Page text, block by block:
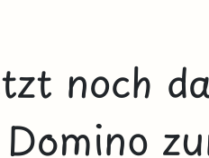
noch
Domino